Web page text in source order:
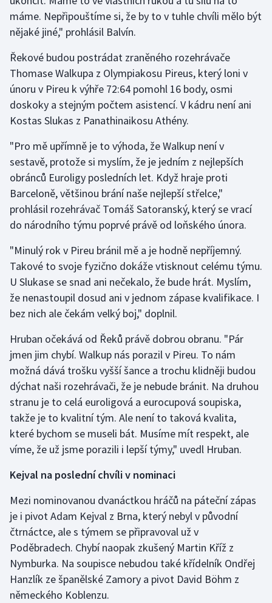
Stolní tenis
Triatlon
Veslování
Vodní slalom
Volejbal
Ostatní
máme. Nepřipouštíme si, že by to v tuhle chvíli mělo být
nějaké jiné," prohlásil Balvín.
Řekové budou postrádat zraněného rozehrávače
Thomase Walkupa z Olympiakosu Pireus, který loni v
únoru v Pireu k výhře 72:64 pomohl 16 body, osmi
doskoky a stejným počtem asistencí. V kádru není ani
Kostas Slukas z Panathinaikosu Athény.
"Pro mě upřímně je to výhoda, že Walkup není v
sestavě, protože si myslím, že je jedním z nejlepších
obránců Euroligy posledních let. Když hraje proti
Barceloně, většinou brání naše nejlepší střelce,"
prohlásil rozehrávač Tomáš Satoranský, který se vrací
do národního týmu poprvé právě od loňského února.
"Minulý rok v Pireu bránil mě a je hodně nepříjemný.
Takové to svoje fyzično dokáže vtisknout celému týmu.
U Slukase se snad ani nečekalo, že bude hrát. Myslím,
že nenastoupil dosud ani v jednom zápase kvalifikace. I
bez nich ale čekám velký boj," doplnil.
Hruban očekává od Řeků právě dobrou obranu. "Pár
jmen jim chybí. Walkup nás porazil v Pireu. To nám
možná dává trošku vyšší šance a trochu klidněji budou
dýchat naši rozehrávači, že je nebude bránit. Na druhou
stranu je to celá euroligová a eurocupová soupiska,
takže je to kvalitní tým. Ale není to taková kvalita,
které bychom se museli bát. Musíme mít respekt, ale
víme, že už jsme porazili i lepší týmy," uvedl Hruban.
Kejval na poslední chvíli v nominaci
Mezi nominovanou dvanáctkou hráčů na páteční zápas
je i pivot Adam Kejval z Brna, který nebyl v původní
čtrnáctce, ale s týmem se připravoval už v
Poděbradech. Chybí naopak zkušený Martin Kříž z
Nymburka. Na soupisce nebudou také křídelník Ondřej
Hanzlík ze španělské Zamory a pivot David Böhm z
německého Koblenzu.